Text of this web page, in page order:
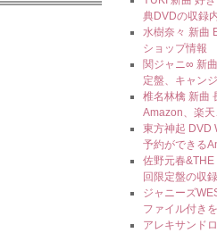
典DVDの収録
水樹奈々 新曲
ショップ情報
関ジャニ∞ 新
定盤、キャン
椎名林檎 新曲
Amazon、楽
東方神起 DVD
予約ができる
佐野元春
回限定盤の収
ジャニーズ
ファイル付き
アレキサンド